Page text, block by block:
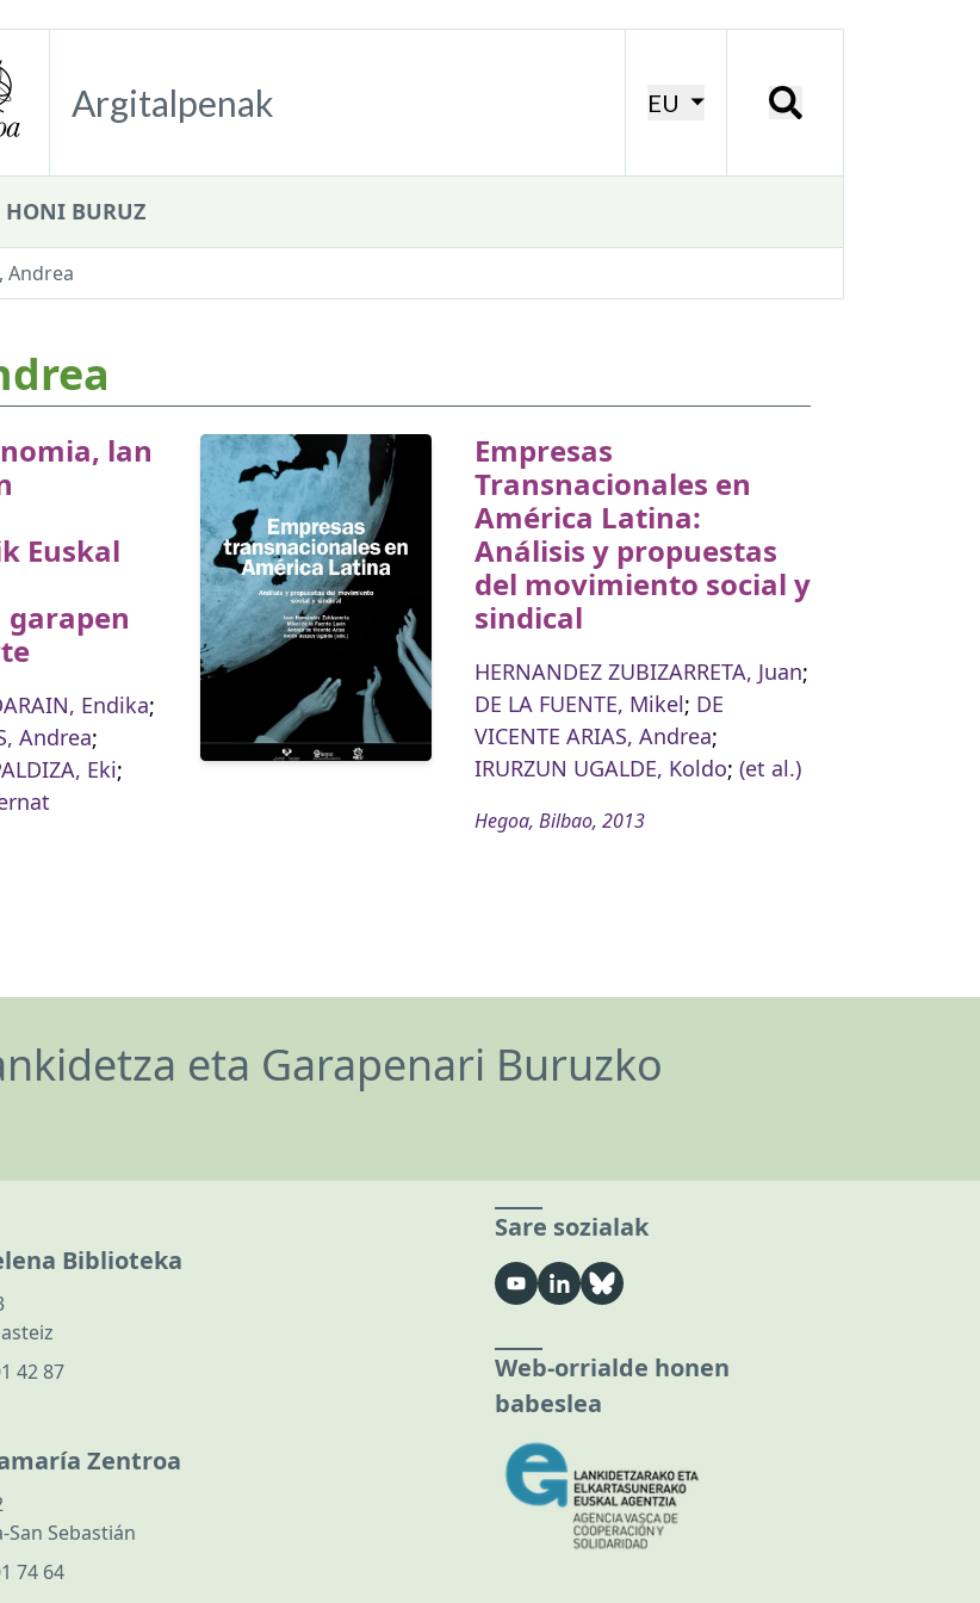
Argitalpenak EU
HONI BURUZ
Andrea
lan
Euskal
Endika;
Andrea;
Eki;
Empresas
Transnacionales en
América Latina:
Análisis y propuestas
del movimiento social y
sindical
HERNANDEZ ZUBIZARRETA, Juan;
DE LA FUENTE, Mikel; DE
VICENTE ARIAS, Andrea;
IRURZUN UGALDE, Koldo; (et al.)
Hegoa, Bilbao, 2013
eta Garapenari Buruzko
Biblioteka
42 87
Zentroa
Sebastián
74 64
Sare sozialak
Web-orrialde honen
babeslea